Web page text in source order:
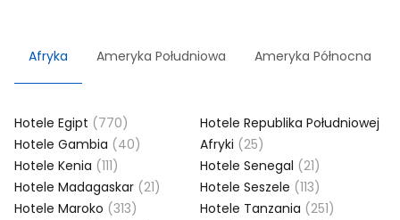
Afryka Ameryka Południowa Ameryka Północna
Hotele Egipt (770)
Hotele Gambia (40)
Hotele Kenia (111)
Hotele Madagaskar (21)
Hotele Maroko (313)
Hotele Republika Południowej
Afryki (25)
Hotele Senegal (21)
Hotele Seszele (113)
Hotele Tanzania (251)